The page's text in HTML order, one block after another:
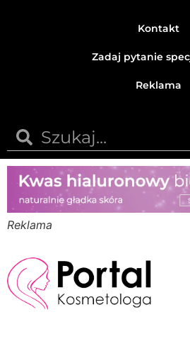
Kontakt
Zadaj pytanie
Reklama
Reklama